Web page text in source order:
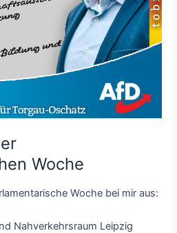
Woche
Woche bei mir aus:
Nahverkehrsraum Leipzig